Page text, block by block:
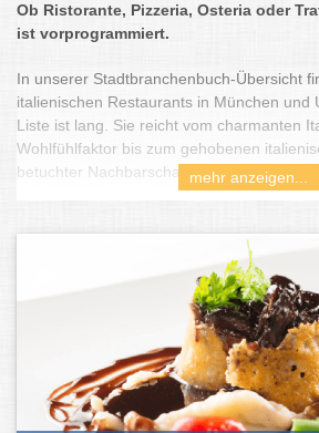
Ob Ristorante, Pizzeria, Osteria oder
ist vorprogrammiert.
In unserer Stadtbranchenbuch-Übersicht
italienischen Restaurants in München und
Liste ist lang. Sie reicht vom charmanten
Wohlfühlfaktor bis zum gehobenen
betuchter Nachbarschaft.
Nicht lange überlegen – einfach
mehr anzeigen...